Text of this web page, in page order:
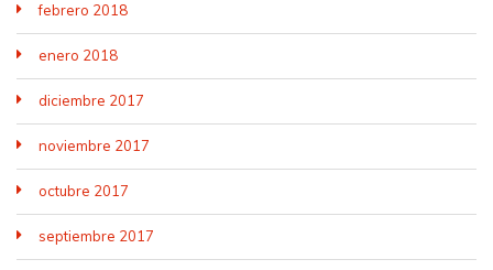
febrero 2018
enero 2018
diciembre 2017
noviembre 2017
octubre 2017
septiembre 2017